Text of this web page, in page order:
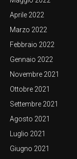
Aprile 2022
Marzo 2022
Febbraio 2022
Gennaio 2022
Novembre 2021
Ottobre 2021
Settembre 2021
Agosto 2021
Luglio 2021
Giugno 2021